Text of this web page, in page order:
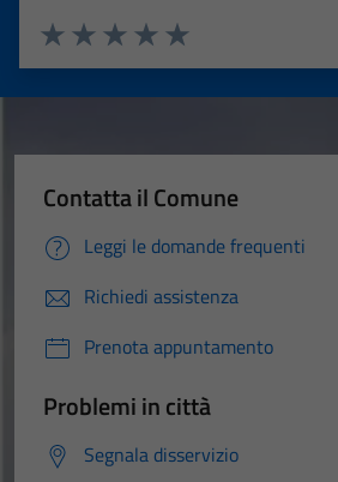
Valuta 5 stelle su 5
Valuta 4 stelle su 5
Valuta 3 stelle su 5
Valuta 2 stelle su 5
Valuta 1 stelle su 5
Contatta il Comune
Leggi le domande frequenti
Richiedi assistenza
Prenota appuntamento
Problemi in città
Segnala disservizio